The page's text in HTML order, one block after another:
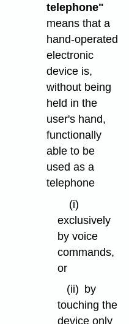
telephone"
means that a
hand-operated
electronic
device is,
without being
held in the
user's hand,
functionally
able to be
used as a
telephone
(i)
exclusively
by voice
commands,
or
(ii) by
touching the
device only